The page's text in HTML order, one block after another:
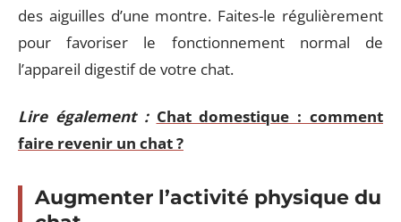
des aiguilles d’une montre. Faites-le régulièrement
pour favoriser le fonctionnement normal de
l’appareil digestif de votre chat.
Lire également : Chat domestique : comment
faire revenir un chat ?
Augmenter l’activité physique du